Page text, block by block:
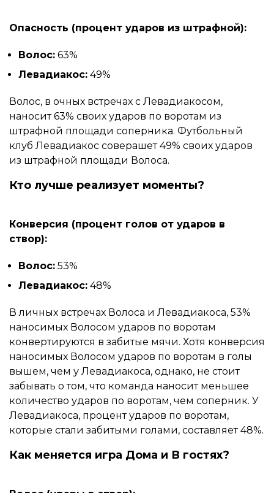
Опасность (процент ударов из штрафной):
Волос: 63%
Левадиакос: 49%
Волос, в очных встречах с Левадиакосом,
наносит 63% своих ударов по воротам из
штрафной площади соперника. Футбольный
клуб Левадиакос соверашет 49% своих ударов
из штрафной площади Волоса.
Кто лучше реализует моменты?
Конверсия (процент голов от ударов в
створ):
Волос: 53%
Левадиакос: 48%
В личных встречах Волоса и Левадиакоса, 53%
наносимых Волосом ударов по воротам
конвертируются в забитые мячи. Хотя конверсия
наносимых Волосом ударов по воротам в голы
вышем, чем у Левадиакоса, однако, не стоит
забывать о том, что команда наносит меньшее
количество ударов по воротам, чем соперник. У
Левадиакоса, процент ударов по воротам,
которые стали забитыми голами, составляет 48%.
Как меняется игра Дома и В гостях?